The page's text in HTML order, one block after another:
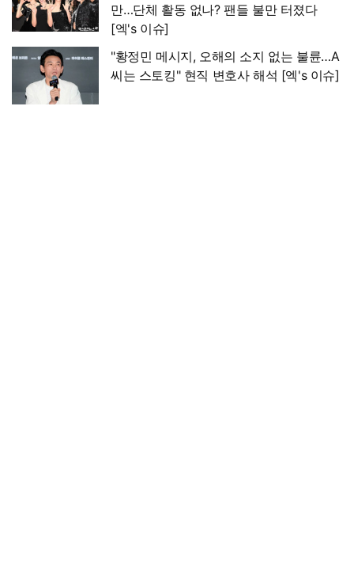
만…단체 활동 없나? 팬들 불만 터졌다
[엑's 이슈]
"황정민 메시지, 오해의 소지 없는 불륜…A
씨는 스토킹" 현직 변호사 해석 [엑's 이슈]